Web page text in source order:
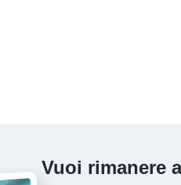
Vuoi rimanere